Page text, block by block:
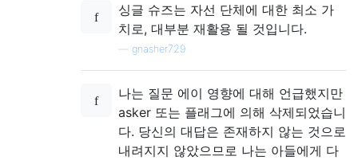
싱글 슈즈는 자선 단체에 대한 최소 가
치로, 대부분 재활용 될 것입니다.
gnasher729
나는 질문 에이 영향에 대해 언급했지만
asker 또는 플래그에 의해 삭제되었습니
다. 당신의 대답은 존재하지 않는 것으로
내려지지 않았으므로 나는 아들에게 다